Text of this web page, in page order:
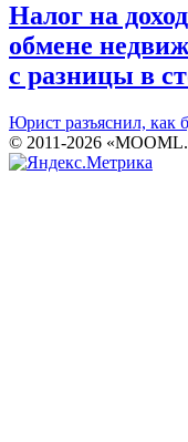
Налог на
обмене
с разницы в
Юрист разъяснил, как
© 2011-2026